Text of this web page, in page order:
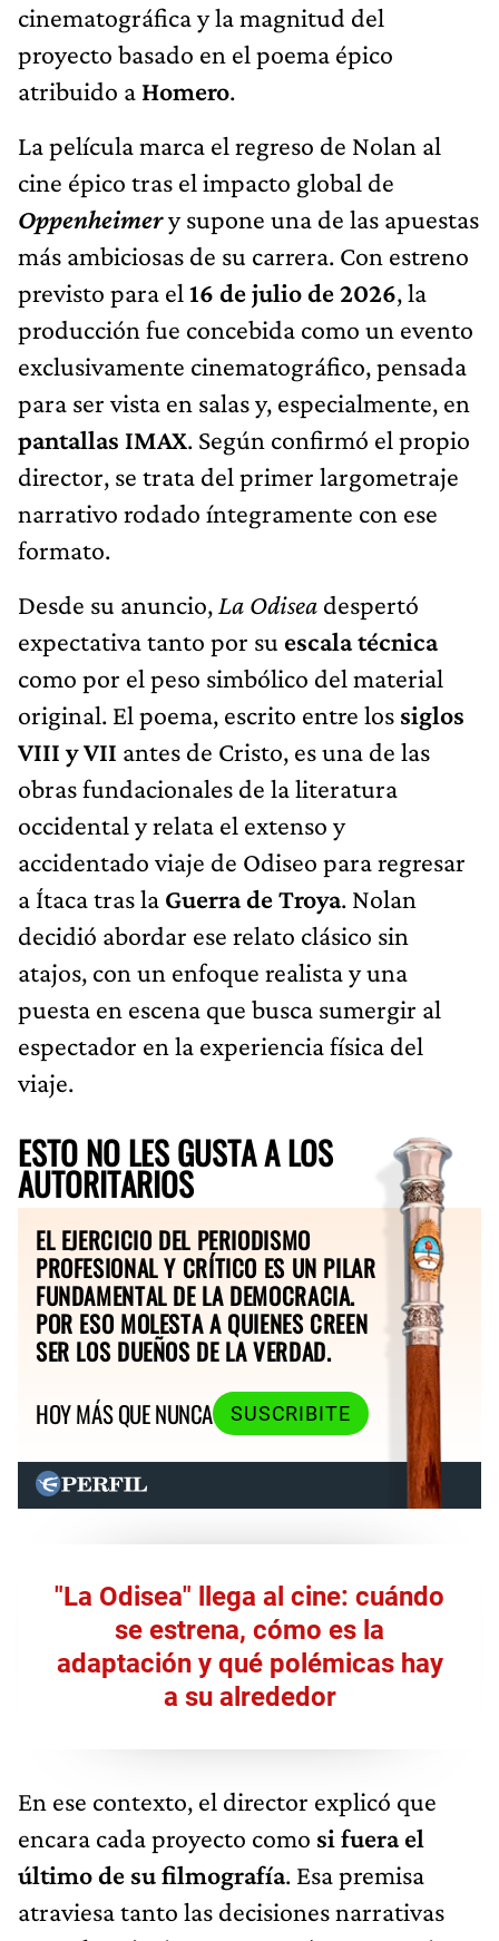
cinematográfica y la magnitud del
proyecto basado en el poema épico
atribuido a Homero.
La película marca el regreso de Nolan al
cine épico tras el impacto global de
Oppenheimery supone una de las apuestas
más ambiciosas de su carrera. Con estreno
previsto para el 16 de julio de 2026, la
producción fue concebida como un evento
exclusivamente cinematográfico, pensada
para ser vista en salas y, especialmente, en
pantallas IMAX. Según confirmó el propio
director, se trata del primer largometraje
narrativo rodado íntegramente con ese
formato.
Desde su anuncio, La Odisea despertó
expectativa tanto por su escala técnica
como por el peso simbólico del material
original. El poema, escrito entre los siglos
VIII y VII antes de Cristo, es una de las
obras fundacionales de la literatura
occidental y relata el extenso y
accidentado viaje de Odiseo para regresar
a Ítaca tras la Guerra de Troya. Nolan
decidió abordar ese relato clásico sin
atajos, con un enfoque realista y una
puesta en escena que busca sumergir al
espectador en la experiencia física del
viaje.
ESTO NO LES GUSTA A LOS
AUTORITARIOS
EL EJERCICIO DEL PERIODISMO
PROFESIONAL Y CRÍTICO ES UN PILAR
FUNDAMENTAL DE LA DEMOCRACIA.
POR ESO MOLESTA A QUIENES CREEN
SER LOS DUEÑOS DE LA VERDAD.
HOY MÁS QUE NUNCA
SUSCRIBITE
"La Odisea" llega al cine: cuándo
se estrena, cómo es la
adaptación y qué polémicas hay
a su alrededor
En ese contexto, el director explicó que
encara cada proyecto como si fuera el
último de su filmografía. Esa premisa
atraviesa tanto las decisiones narrativas